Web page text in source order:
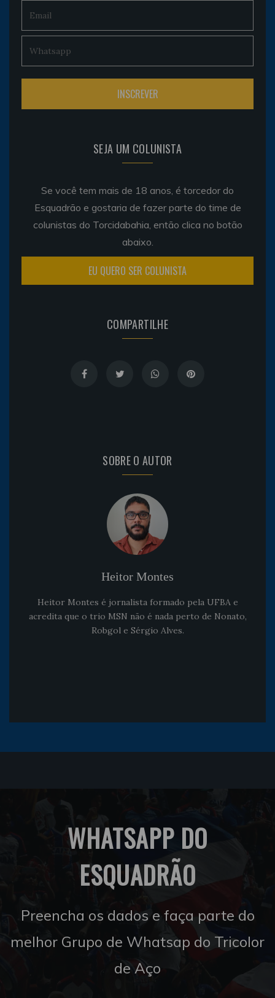
SEJA UM COLUNISTA
Se você tem mais de 18 anos, é torcedor do
Esquadrão e gostaria de fazer parte do time de
colunistas do Torcidabahia, então clica no botão
abaixo.
EU QUERO SER COLUNISTA
COMPARTILHE
SOBRE O AUTOR
Heitor Montes
Heitor Montes é jornalista formado pela UFBA e
acredita que o trio MSN não é nada perto de Nonato,
Robgol e Sérgio Alves.
WHATSAPP DO
ESQUADRÃO
Preencha os dados e faça parte do
melhor Grupo de Whatsap do Tricolor
de Aço